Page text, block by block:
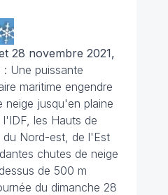
28 novembre 2021,
: Une puissante
maritime engendre
neige jusqu'en plaine
les Hauts de
du Nord-est, de l'Est
chutes de neige
de 500 m
du dimanche 28